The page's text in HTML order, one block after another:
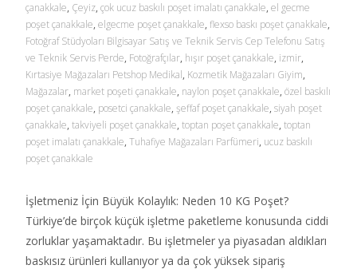
çanakkale, Çeyiz, çok ucuz baskılı poşet imalatı çanakkale, el gecme
poşet çanakkale, elgecme poşet çanakkale, flexso baskı poşet çanakkale,
Fotoğraf Stüdyoları Bilgisayar Satış ve Teknik Servis Cep Telefonu Satış
ve Teknik Servis Perde, Fotoğrafçılar, hışır poşet çanakkale, izmir,
Kırtasiye Mağazaları Petshop Medikal, Kozmetik Mağazaları Giyim,
Mağazalar, market poşeti çanakkale, naylon poşet çanakkale, özel baskılı
poşet çanakkale, posetci çanakkale, şeffaf poşet çanakkale, siyah poşet
çanakkale, takviyeli poşet çanakkale, toptan poşet çanakkale, toptan
poşet imalatı çanakkale, Tuhafiye Mağazaları Parfümeri, ucuz baskılı
poşet çanakkale
İşletmeniz İçin Büyük Kolaylık: Neden 10 KG Poşet?
Türkiye’de birçok küçük işletme paketleme konusunda ciddi
zorluklar yaşamaktadır. Bu işletmeler ya piyasadan aldıkları
baskısız ürünleri kullanıyor ya da çok yüksek sipariş